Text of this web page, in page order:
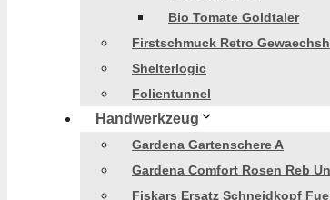
Bio Tomate Goldtaler
Firstschmuck Retro
Shelterlogic
Folientunnel
Handwerkzeug
Gardena Gartenschere A
Gardena Comfort Rosen Reb
Fiskars Ersatz Schneidkopf